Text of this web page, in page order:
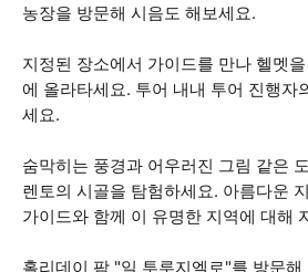
농장을 방문해 시음도 해보세요.
지정된 장소에서 가이드를 만나 헬멧
에 올라타세요. 투어 내내 투어 진행자
세요.
숨막히는 풍경과 어우러진 그림 같은
렌토의 시골을 탐험하세요. 아름다운
가이드와 함께 이 유명한 지역에 대해
홀리데이 팜 "일 투루지엘로"를 방문해